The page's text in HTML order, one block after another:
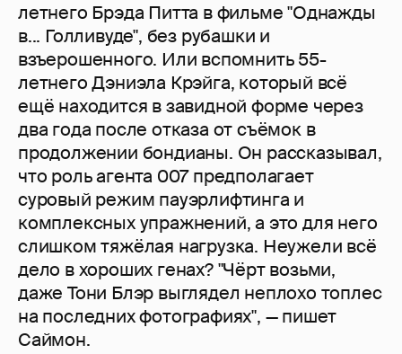
летнего Брэда Питта в фильме "Однажды
в... Голливуде", без рубашки и
взъерошенного. Или вспомнить 55-
летнего Дэниэла Крэйга, который всё
ещё находится в завидной форме через
два года после отказа от съёмок в
продолжении бондианы. Он рассказывал,
что роль агента 007 предполагает
суровый режим пауэрлифтинга и
комплексных упражнений, а это для него
слишком тяжёлая нагрузка. Неужели всё
дело в хороших генах? "Чёрт возьми,
даже Тони Блэр выглядел неплохо топлес
на последних фотографиях", — пишет
Саймон.